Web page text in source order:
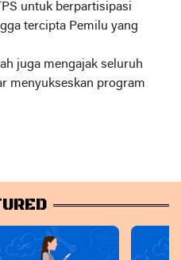
untuk berpartisipasi
tercipta Pemilu yang
juga mengajak seluruh
menyukseskan program